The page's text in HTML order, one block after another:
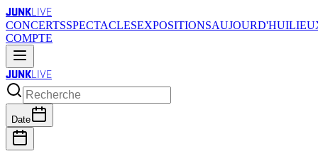
JUNKLIVE
CONCERTSSPECTACLESEXPOSITIONSAUJOURD'HUI
COMPTE
JUNKLIVE
Date